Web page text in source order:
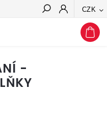
CZK
Hledat
-